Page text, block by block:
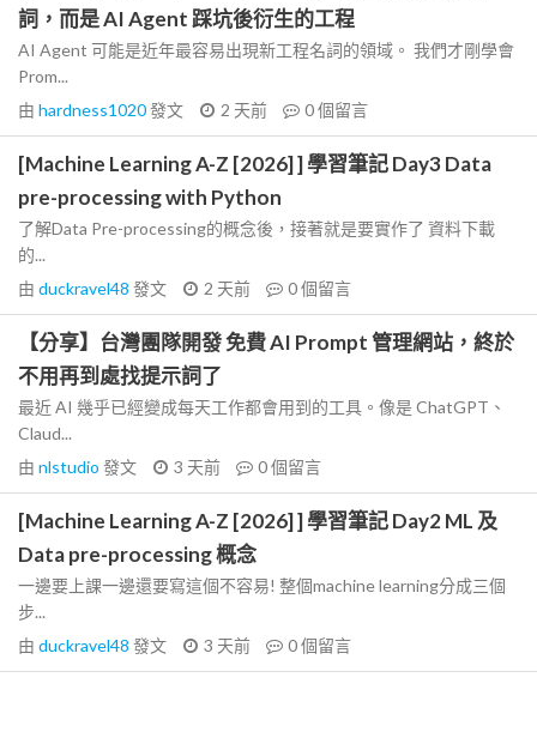
詞，而是 AI Agent 踩坑後衍生的工程
AI Agent 可能是近年最容易出現新工程名詞的領域。 我們才剛學會
Prom...
由 hardness1020發文 2 天前 0個留言
[Machine Learning A-Z [2026] ] 學習筆記 Day3 Data
pre-processing with Python
了解Data Pre-processing的概念後，接著就是要實作了 資料下載
的...
由 duckravel48 發文 2 天前 0個留言
【分享】台灣團隊開發 免費 AI Prompt 管理網站，終於
不用再到處找提示詞了
最近 AI 幾乎已經變成每天工作都會用到的工具。像是 ChatGPT、
Claud...
由 nlstudio 發文 3 天前 0個留言
[Machine Learning A-Z [2026] ] 學習筆記 Day2 ML 及
Data pre-processing 概念
一邊要上課一邊還要寫這個不容易! 整個machine learning分成三個
步...
由 duckravel48 發文 3 天前 0個留言